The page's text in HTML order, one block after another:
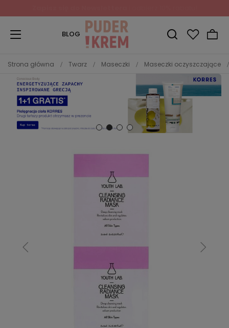
BLOG
Strona główna Twarz Maseczki Maseczki oczyszczające